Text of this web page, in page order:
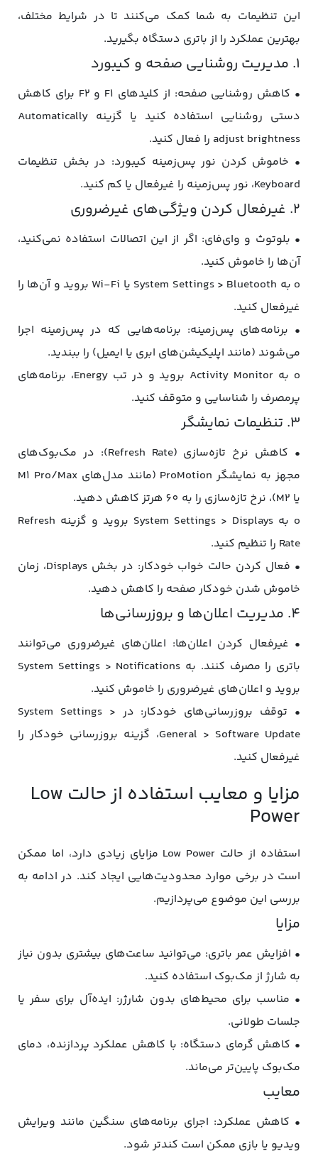
این تنظیمات به شما کمک می‌کنند تا در شرایط مختلف،
بهترین عملکرد را از باتری دستگاه بگیرید.
1. مدیریت روشنایی صفحه و کیبورد
• کاهش روشنایی صفحه: از کلیدهای F1 و F2 برای کاهش
دستی روشنایی استفاده کنید یا گزینه Automatically
adjust brightness را فعال کنید.
• خاموش کردن نور پس‌زمینه کیبورد: در بخش تنظیمات
Keyboard، نور پس‌زمینه را غیرفعال یا کم کنید.
2. غیرفعال کردن ویژگی‌های غیرضروری
• بلوتوث و وای‌فای: اگر از این اتصالات استفاده نمی‌کنید،
آن‌ها را خاموش کنید.
o به System Settings > Bluetooth یا Wi-Fi بروید و آن‌ها را
غیرفعال کنید.
• برنامه‌های پس‌زمینه: برنامه‌هایی که در پس‌زمینه اجرا
می‌شوند (مانند اپلیکیشن‌های ابری یا ایمیل) را ببندید.
o به Activity Monitor بروید و در تب Energy، برنامه‌های
پرمصرف را شناسایی و متوقف کنید.
3. تنظیمات نمایشگر
• کاهش نرخ تازه‌سازی (Refresh Rate): در مک‌بوک‌های
مجهز به نمایشگر ProMotion (مانند مدل‌های M1 Pro/Max
یا M2)، نرخ تازه‌سازی را به 60 هرتز کاهش دهید.
o به System Settings > Displays بروید و گزینه Refresh
Rate را تنظیم کنید.
• فعال کردن حالت خواب خودکار: در بخش Displays، زمان
خاموش شدن خودکار صفحه را کاهش دهید.
4. مدیریت اعلان‌ها و بروزرسانی‌ها
• غیرفعال کردن اعلان‌ها: اعلان‌های غیرضروری می‌توانند
باتری را مصرف کنند. به System Settings > Notifications
بروید و اعلان‌های غیرضروری را خاموش کنید.
• توقف بروزرسانی‌های خودکار: در System Settings >
General > Software Update، گزینه بروزرسانی خودکار را
غیرفعال کنید.
مزایا و معایب استفاده از حالت Low
Power
استفاده از حالت Low Power مزایای زیادی دارد، اما ممکن
است در برخی موارد محدودیت‌هایی ایجاد کند. در ادامه به
بررسی این موضوع می‌پردازیم.
مزایا
• افزایش عمر باتری: می‌توانید ساعت‌های بیشتری بدون نیاز
به شارژ از مک‌بوک استفاده کنید.
• مناسب برای محیط‌های بدون شارژر: ایده‌آل برای سفر یا
جلسات طولانی.
• کاهش گرمای دستگاه: با کاهش عملکرد پردازنده، دمای
مک‌بوک پایین‌تر می‌ماند.
معایب
• کاهش عملکرد: اجرای برنامه‌های سنگین مانند ویرایش
ویدیو یا بازی ممکن است کندتر شود.